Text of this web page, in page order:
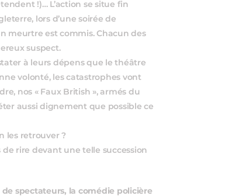
!)… L’action se situe fin
lors d’une soirée de
meurtre est commis. Chacun des
suspect.
à leurs dépens que le théâtre
volonté, les catastrophes vont
nos « Faux British », armés du
aussi dignement que possible ce
les retrouver ?
de rire devant une telle succession
spectateurs, la comédie policière